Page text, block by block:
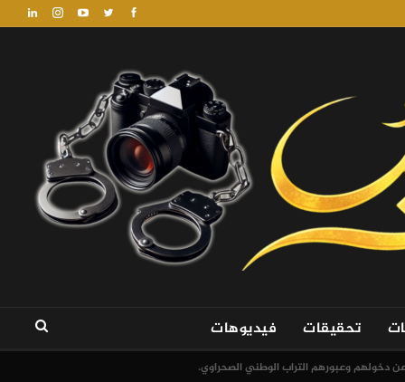
تحقيقات فيديوهات
دخولهم وعبورهم التراب الوطني الصحراوي.